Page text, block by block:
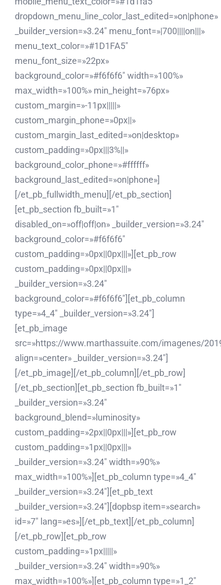
dropdown_menu_line_color_last_edited=»on|phone»
_builder_version=»3.24″ menu_font=»|700||||on|||»
menu_text_color=»#1D1FA5″
menu_font_size=»22px»
background_color=»#f6f6f6″ width=»100%»
max_width=»100%» min_height=»76px»
custom_margin=»-11px|||||»
custom_margin_phone=»0px||»
custom_margin_last_edited=»on|desktop»
custom_padding=»0px|||3%||»
background_color_phone=»#ffffff»
background_last_edited=»on|phone»]
[/et_pb_fullwidth_menu][/et_pb_section]
[et_pb_section fb_built=»1″
disabled_on=»off|off|on» _builder_version=»3.24″
background_color=»#f6f6f6″
custom_padding=»0px||0px|||»][et_pb_row
custom_padding=»0px||0px|||»
_builder_version=»3.24″
background_color=»#f6f6f6″][et_pb_column
type=»4_4″ _builder_version=»3.24″]
[et_pb_image
src=»https://www.marthassuite.com/imagenes/
align=»center» _builder_version=»3.24″]
[/et_pb_image][/et_pb_column][/et_pb_row]
[/et_pb_section][et_pb_section fb_built=»1″
_builder_version=»3.24″
background_blend=»luminosity»
custom_padding=»2px||0px|||»][et_pb_row
custom_padding=»1px||0px|||»
_builder_version=»3.24″ width=»90%»
max_width=»100%»][et_pb_column type=»4_4″
_builder_version=»3.24″][et_pb_text
_builder_version=»3.24″][dopbsp item=»search»
id=»7″ lang=»es»][/et_pb_text][/et_pb_column]
[/et_pb_row][et_pb_row
custom_padding=»1px|||||»
_builder_version=»3.24″ width=»90%»
max_width=»100%»][et_pb_column type=»1_2″